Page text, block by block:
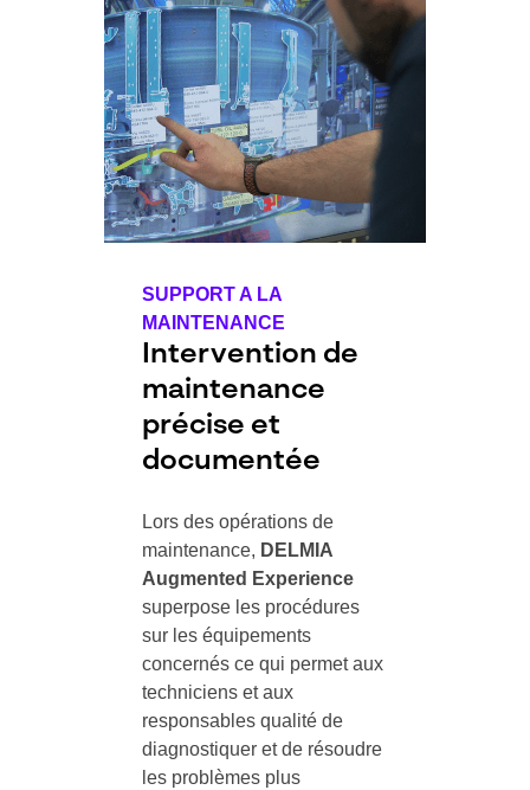
SUPPORT A LA
MAINTENANCE
Intervention de
maintenance
précise et
documentée
Lors des opérations de
maintenance, DELMIA
Augmented Experience
superpose les procédures
sur les équipements
concernés ce qui permet aux
techniciens et aux
responsables qualité de
diagnostiquer et de résoudre
les problèmes plus